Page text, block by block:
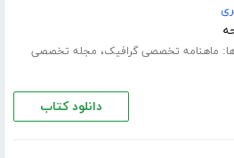
ماهنامه تخصصی گرافیک، مجله تخصصی
دانلود کتاب